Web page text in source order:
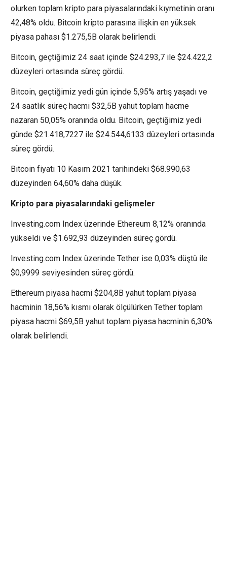
olurken toplam kripto para piyasalarındaki kıymetinin oranı
42,48% oldu. Bitcoin kripto parasına ilişkin en yüksek
piyasa pahası $1.275,5B olarak belirlendi.
Bitcoin, geçtiğimiz 24 saat içinde $24.293,7 ile $24.422,2
düzeyleri ortasında süreç gördü.
Bitcoin, geçtiğimiz yedi gün içinde 5,95% artış yaşadı ve
24 saatlik süreç hacmi $32,5B yahut toplam hacme
nazaran 50,05% oranında oldu. Bitcoin, geçtiğimiz yedi
günde $21.418,7227 ile $24.544,6133 düzeyleri ortasında
süreç gördü.
Bitcoin fiyatı 10 Kasım 2021 tarihindeki $68.990,63
düzeyinden 64,60% daha düşük.
Kripto para piyasalarındaki gelişmeler
Investing.com Index üzerinde Ethereum 8,12% oranında
yükseldi ve $1.692,93 düzeyinden süreç gördü.
Investing.com Index üzerinde Tether ise 0,03% düştü ile
$0,9999 seviyesinden süreç gördü.
Ethereum piyasa hacmi $204,8B yahut toplam piyasa
hacminin 18,56% kısmı olarak ölçülürken Tether toplam
piyasa hacmi $69,5B yahut toplam piyasa hacminin 6,30%
olarak belirlendi.